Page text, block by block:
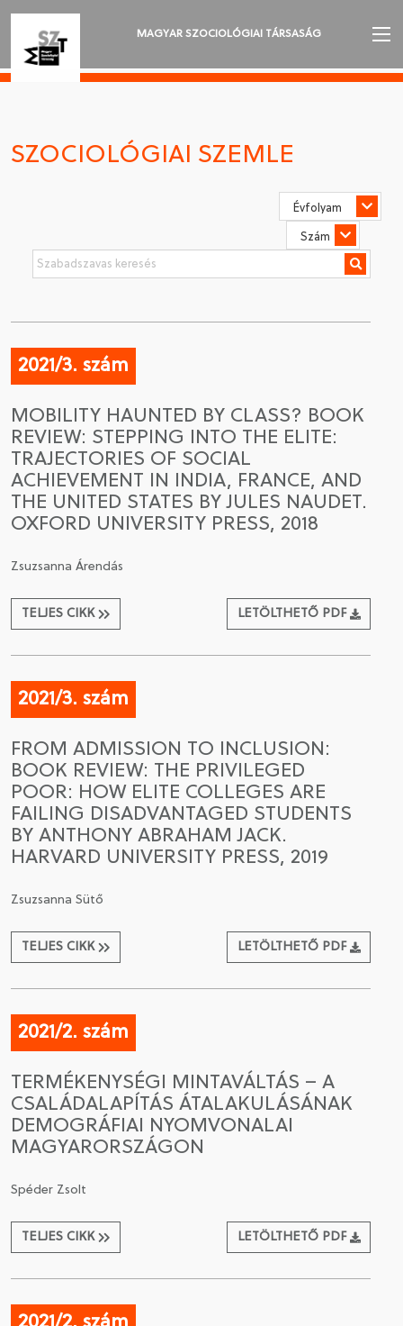
MAGYAR SZOCIOLÓGIAI TÁRSASÁG
SZOCIOLÓGIAI SZEMLE
CSATLAKOZÁS A TÁRSASÁGHOZ / MEGÚJÍTOM A
TAGSÁGOMAT
SZOCIOLÓGIAI SZEMLE
2021/3. szám
MOBILITY HAUNTED BY CLASS? BOOK
REVIEW: STEPPING INTO THE ELITE:
TRAJECTORIES OF SOCIAL
ACHIEVEMENT IN INDIA, FRANCE, AND
THE UNITED STATES BY JULES NAUDET.
OXFORD UNIVERSITY PRESS, 2018
Zsuzsanna Árendás
TELJES CIKK LETÖLTHETŐ PDF
2021/3. szám
FROM ADMISSION TO INCLUSION:
BOOK REVIEW: THE PRIVILEGED
POOR: HOW ELITE COLLEGES ARE
FAILING DISADVANTAGED STUDENTS
BY ANTHONY ABRAHAM JACK.
HARVARD UNIVERSITY PRESS, 2019
Zsuzsanna Sütő
TELJES CIKK LETÖLTHETŐ PDF
2021/2. szám
TERMÉKENYSÉGI MINTAVÁLTÁS – A
CSALÁDALAPÍTÁS ÁTALAKULÁSÁNAK
DEMOGRÁFIAI NYOMVONALAI
MAGYARORSZÁGON
Spéder Zsolt
TELJES CIKK LETÖLTHETŐ PDF